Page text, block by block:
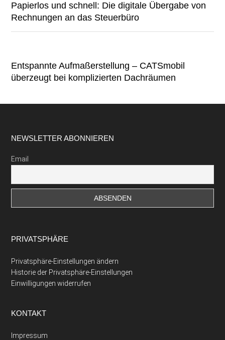
Papierlos und schnell: Die digitale Übergabe von
Rechnungen an das Steuerbüro
Entspannte Aufmaßerstellung – CATSmobil
überzeugt bei komplizierten Dachräumen
Footer
NEWSLETTER ABONNIEREN
Email
PRIVATSPHÄRE
Privatsphäre-Einstellungen ändern
Historie der Privatsphäre-Einstellungen
Einwilligungen widerrufen
KONTAKT
Impressum